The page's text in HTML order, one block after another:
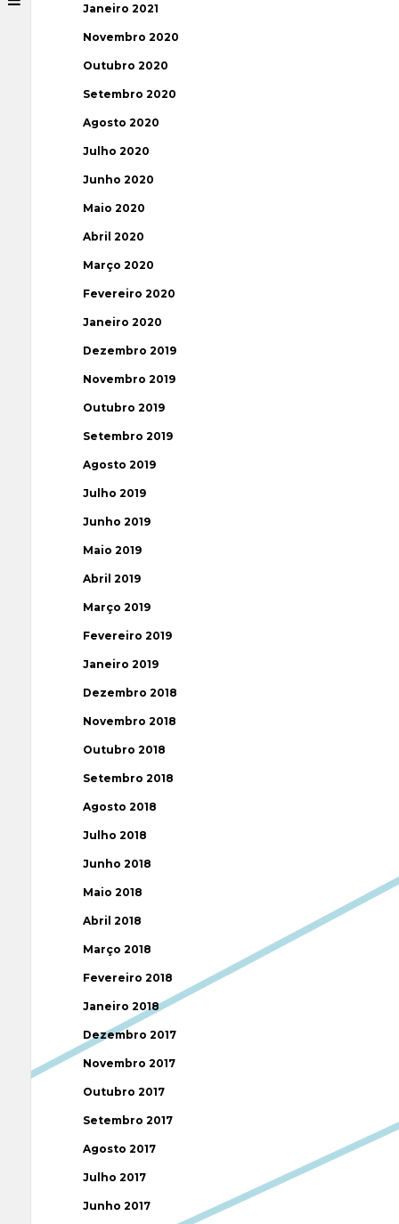
Janeiro 2021
Novembro 2020
Outubro 2020
Setembro 2020
Agosto 2020
Julho 2020
Junho 2020
Maio 2020
Abril 2020
Março 2020
Fevereiro 2020
Janeiro 2020
Dezembro 2019
Novembro 2019
Outubro 2019
Setembro 2019
Agosto 2019
Julho 2019
Junho 2019
Maio 2019
Abril 2019
Março 2019
Fevereiro 2019
Janeiro 2019
Dezembro 2018
Novembro 2018
Outubro 2018
Setembro 2018
Agosto 2018
Julho 2018
Junho 2018
Maio 2018
Abril 2018
Março 2018
Fevereiro 2018
Janeiro 2018
Dezembro 2017
Novembro 2017
Outubro 2017
Setembro 2017
Agosto 2017
Julho 2017
Junho 2017